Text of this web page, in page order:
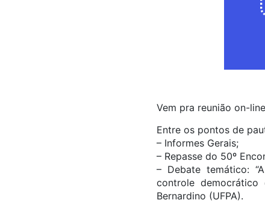
Vem pra reunião on-
Entre os pontos de
– Informes Gerais;
– Repasse do 50º
– Debate temático:
controle
Bernardino (UFPA).